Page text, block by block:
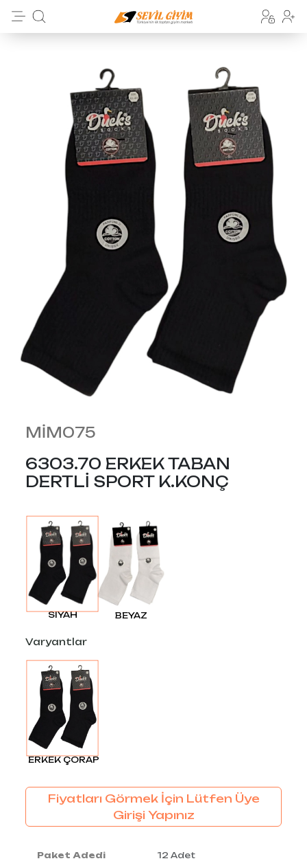
MİM075
6303.70 ERKEK TABAN
DERTLİ SPORT K.KONÇ
SIYAH BEYAZ
Varyantlar
ERKEK ÇORAP
Fiyatları Görmek İçin Lütfen Üye
Girişi Yapınız
Paket Adedi 12 Adet